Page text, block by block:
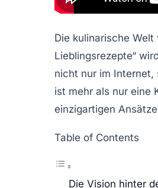
Die kulinarische Welt
Lieblingsrezepte“
nicht nur im Internet,
ist mehr als nur eine
einzigartigen
Table of Contents
Die Vision hinter